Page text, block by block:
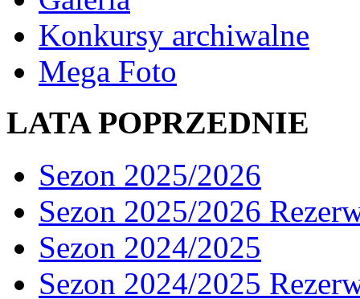
Konkursy archiwalne
Mega Foto
LATA POPRZEDNIE
Sezon 2025/2026
Sezon 2025/2026
Sezon 2024/2025
Sezon 2024/2025